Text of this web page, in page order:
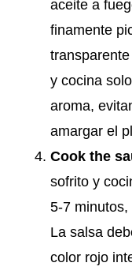
aceite a
finamente
y cocina
aroma,
amargar el
Cook the
sofrito y
5-7
La salsa
color rojo